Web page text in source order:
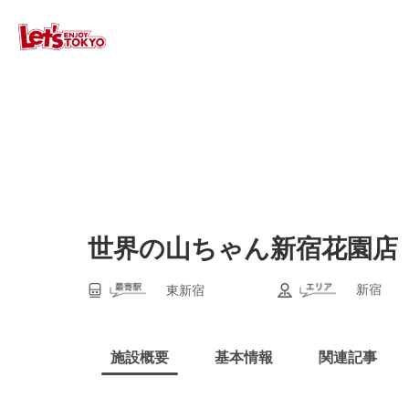
世界の山ちゃん新宿花園店
東新宿 新宿
施設概要 基本情報 関連記事